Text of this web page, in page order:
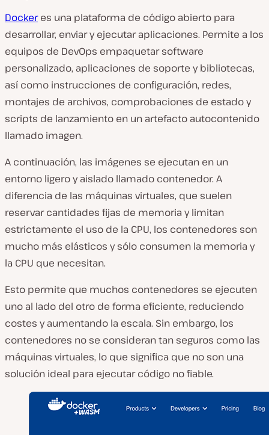
Dockeres una plataforma de código abierto para
desarrollar, enviar y ejecutar aplicaciones. Permite a los
equipos de DevOps empaquetar software
personalizado, aplicaciones de soporte y bibliotecas,
así como instrucciones de configuración, redes,
montajes de archivos, comprobaciones de estado y
scripts de lanzamiento en un artefacto autocontenido
llamado imagen.
A continuación, las imágenes se ejecutan en un
entorno ligero y aislado llamado contenedor. A
diferencia de las máquinas virtuales, que suelen
reservar cantidades fijas de memoria y limitan
estrictamente el uso de la CPU, los contenedores son
mucho más elásticos y sólo consumen la memoria y
la CPU que necesitan.
Esto permite que muchos contenedores se ejecuten
uno al lado del otro de forma eficiente, reduciendo
costes y aumentando la escala. Sin embargo, los
contenedores no se consideran tan seguros como las
máquinas virtuales, lo que significa que no son una
solución ideal para ejecutar código no fiable.